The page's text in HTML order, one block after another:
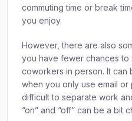
commuting time or break
you enjoy.
However, there are also
you have fewer chances to
coworkers in person. It can
when you only use email or
difficult to separate work
“on” and “off” can be a bit